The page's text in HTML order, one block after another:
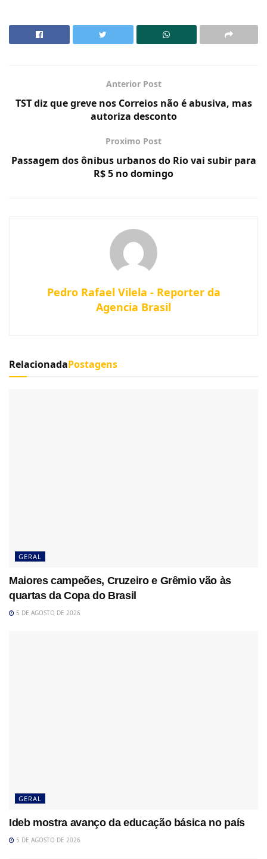
Anterior Post
TST diz que greve nos Correios não é abusiva, mas
autoriza desconto
Proximo Post
Passagem dos ônibus urbanos do Rio vai subir para
R$ 5 no domingo
Pedro Rafael Vilela - Reporter da
Agencia Brasil
RelacionadaPostagens
GERAL
Maiores campeões, Cruzeiro e Grêmio vão às
quartas da Copa do Brasil
5 DE AGOSTO DE 2026
GERAL
Ideb mostra avanço da educação básica no país
5 DE AGOSTO DE 2026